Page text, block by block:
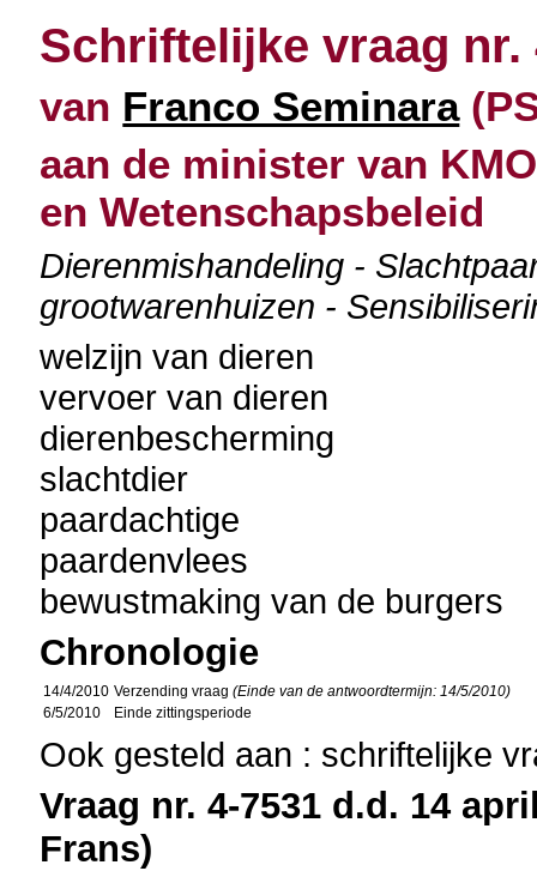
Schriftelijke vraag nr.
van Franco Seminara
aan de minister van
en Wetenschapsbeleid
Dierenmishandeling -
grootwarenhuizen -
welzijn van dieren
vervoer van dieren
dierenbescherming
slachtdier
paardachtige
paardenvlees
bewustmaking van de burgers
Chronologie
14/4/2010 Verzending vraag(Einde van de antwoordtermijn: 14/5/2010)
6/5/2010
Einde zittingsperiode
Ook gesteld aan : schriftelijke
Vraag nr. 4-7531 d.d. 14
Frans)